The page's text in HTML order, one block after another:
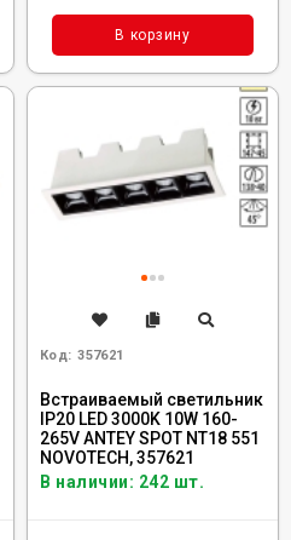
В корзину
Код: 357621
Встраиваемый светильник
IP20 LED 3000K 10W 160-
265V ANTEY SPOT NT18 551
NOVOTECH, 357621
В наличии: 242 шт.